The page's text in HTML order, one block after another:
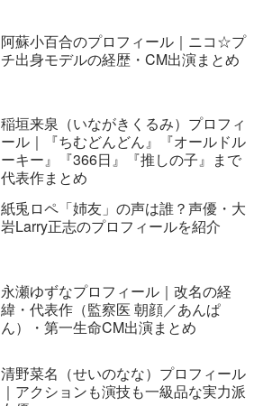
阿蘇小百合のプロフィール｜ニコ☆プ
チ出身モデルの経歴・CM出演まとめ
稲垣来泉（いながきくるみ）プロフィ
ール｜『ちむどんどん』『オールドル
ーキー』『366日』『推しの子』まで
代表作まとめ
紙兎ロペ「姉友」の声は誰？声優・大
岩Larry正志のプロフィールを紹介
永瀬ゆずなプロフィール｜改名の経
緯・代表作（監察医 朝顔／あんぱ
ん）・第一生命CM出演まとめ
清野菜名（せいのなな）プロフィール
｜アクションも演技も一級品な実力派